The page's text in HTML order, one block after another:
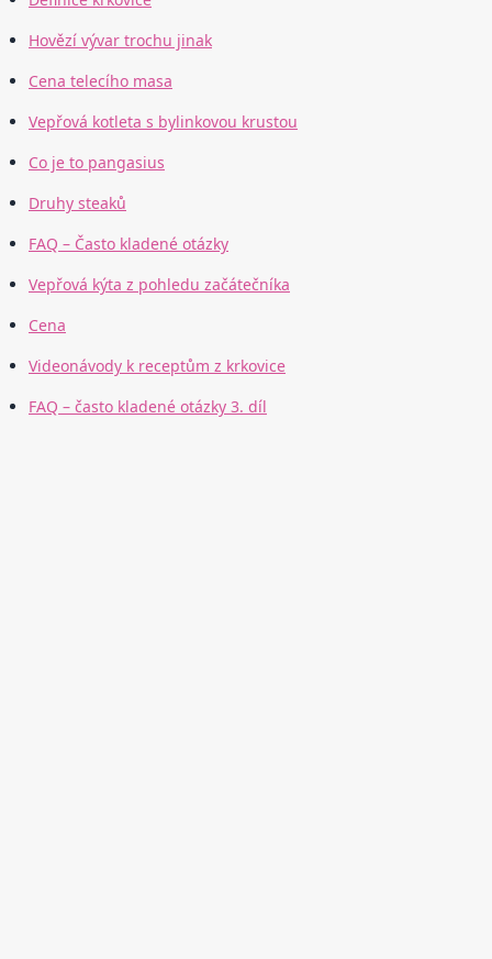
Hovězí vývar trochu jinak
Cena telecího masa
Vepřová kotleta s bylinkovou krustou
Co je to pangasius
Druhy steaků
FAQ – Často kladené otázky
Vepřová kýta z pohledu začátečníka
Cena
Videonávody k receptům z krkovice
FAQ – často kladené otázky 3. díl